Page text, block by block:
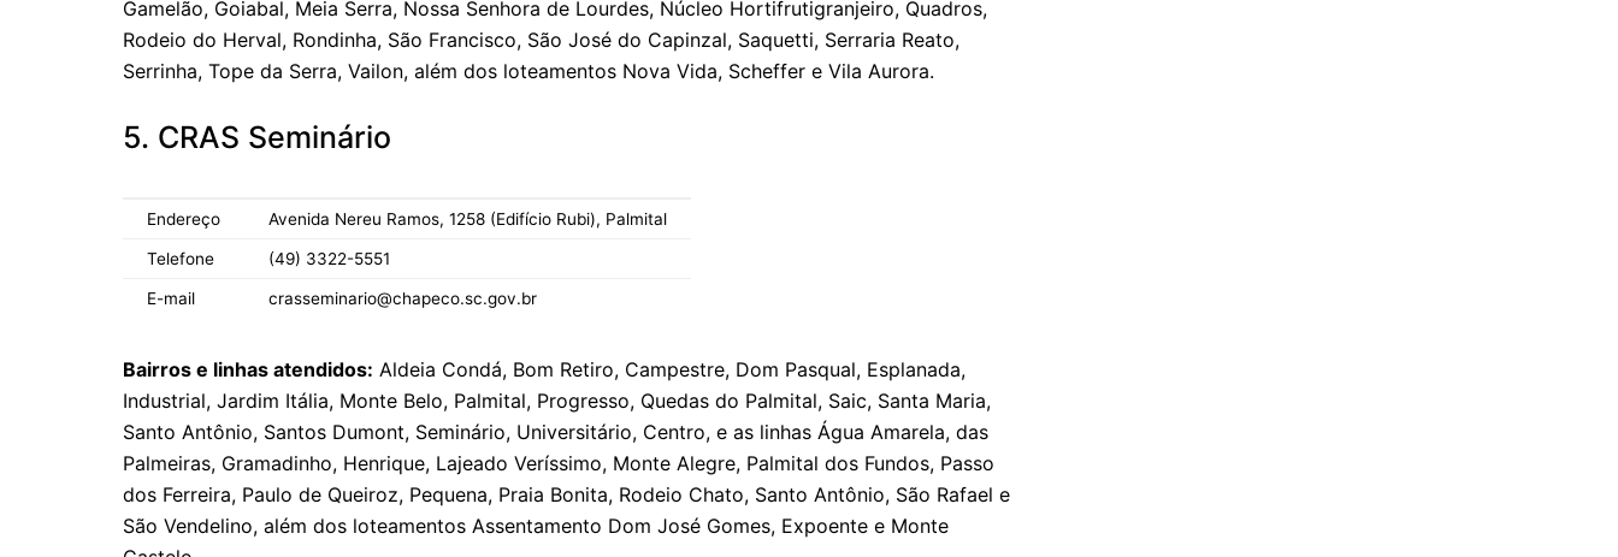
Gamelão, Goiabal, Meia Serra, Nossa Senhora de Lourdes, Núcleo Hortifrutigranjeiro, Quadros,
Rodeio do Herval, Rondinha, São Francisco, São José do Capinzal, Saquetti, Serraria Reato,
Serrinha, Tope da Serra, Vailon, além dos loteamentos Nova Vida, Scheffer e Vila Aurora.
5. CRAS Seminário
Endereço Avenida Nereu Ramos, 1258 (Edifício Rubi), Palmital
Telefone (49) 3322-5551
E-mail crasseminario@chapeco.sc.gov.br
Bairros e linhas atendidos: Aldeia Condá, Bom Retiro, Campestre, Dom Pasqual, Esplanada,
Industrial, Jardim Itália, Monte Belo, Palmital, Progresso, Quedas do Palmital, Saic, Santa Maria,
Santo Antônio, Santos Dumont, Seminário, Universitário, Centro, e as linhas Água Amarela, das
Palmeiras, Gramadinho, Henrique, Lajeado Veríssimo, Monte Alegre, Palmital dos Fundos, Passo
dos Ferreira, Paulo de Queiroz, Pequena, Praia Bonita, Rodeio Chato, Santo Antônio, São Rafael e
São Vendelino, além dos loteamentos Assentamento Dom José Gomes, Expoente e Monte